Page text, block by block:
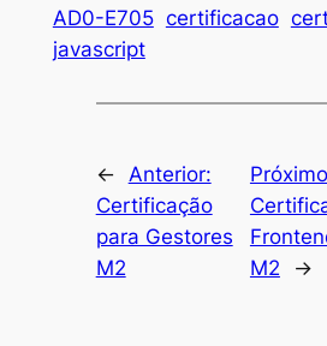
AD0-E705 certificacao
javascript
← Anterior:
Certificação
para Gestores
M2
M2
→